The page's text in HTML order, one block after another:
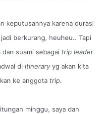
keputusannya karena durasi
berkurang, heuheu.. Tapi
suami sebagai trip leader
di itinerary yg akan kita
ke anggota trip.
minggu, saya dan